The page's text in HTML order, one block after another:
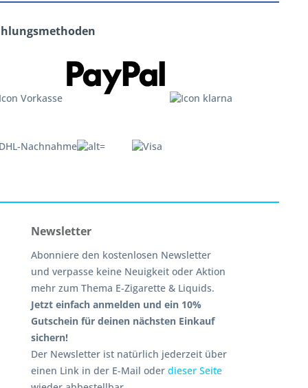
Newsletter
Abonniere den kostenlosen Newsletter
und verpasse keine Neuigkeit oder Aktion
mehr zum Thema E-Zigarette & Liquids.
Jetzt einfach anmelden und ein 10%
Gutschein für deinen nächsten Einkauf
sichern!
Der Newsletter ist natürlich jederzeit über
einen Link in der E-Mail oderdieser Seite